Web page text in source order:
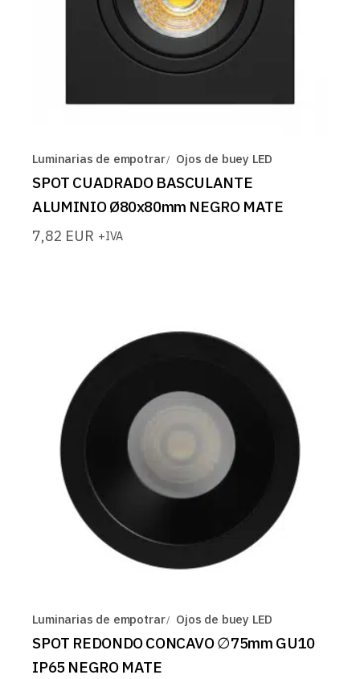
Luminarias de empotrar Ojos de buey LED
SPOT CUADRADO BASCULANTE
ALUMINIO Ø80x80mm NEGRO MATE
7,82 EUR +IVA
Luminarias de empotrar Ojos de buey LED
SPOT REDONDO CONCAVO ∅75mm GU10
IP65 NEGRO MATE